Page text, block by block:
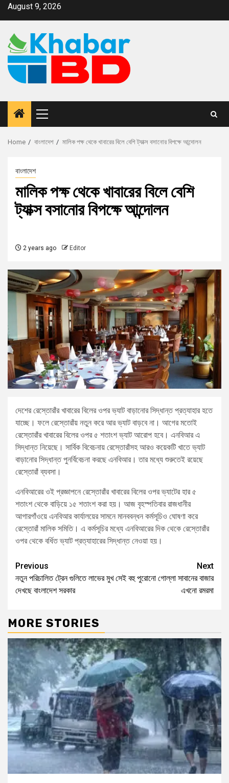
August 9, 2026
Home বাংলাদেশ মালিক পক্ষ থেকে খাবারের বিলে বেশি ট্যাক্স বসানোর বিপক্ষে আন্দোলন
বাংলাদেশ
মালিক পক্ষ থেকে খাবারের বিলে বেশি
ট্যাক্স বসানোর বিপক্ষে আন্দোলন
2 years ago Editor
দেশের রেস্তোরাঁর খাবারের বিলের ওপর ভ্যাট বাড়ানোর সিদ্ধান্ত প্রত্যাহার হতে
যাচ্ছে। ফলে রেস্তোরাঁয় নতুন করে আর ভ্যাট বাড়বে না। আগের মতোই
রেস্তোরাঁর খাবারের বিলের ওপর ৫ শতাংশ ভ্যাট আরোপ হবে। এনবিআর এ
সিদ্ধান্ত নিয়েছে। সার্বিক বিবেচনায় রেস্তোরাঁসহ আরও কয়েকটি খাতে ভ্যাট
বাড়ানোর সিদ্ধান্ত পুনর্বিবেচনা করছে এনবিআর। তার মধ্যে শুরুতেই রয়েছে
রেস্তোরাঁ ব্যবসা।
এনবিআরের ওই প্রজ্ঞাপনে রেস্তোরাঁর খাবারের বিলের ওপর ভ্যাটের হার ৫
শতাংশ থেকে বাড়িয়ে ১৫ শতাংশ করা হয়। আজ বৃহস্পতিবার রাজধানীর
আগারগাঁওয়ে এনবিআর কার্যালয়ের সামনে মানববন্ধন কর্মসূচিও ঘোষণা করে
রেস্তোরাঁ মালিক সমিতি। এ কর্মসূচির মধ্যে এনবিআরের দিক থেকে রেস্তোরাঁর
ওপর থেকে বর্ধিত ভ্যাট প্রত্যাহারের সিদ্ধান্ত নেওয়া হয়।
Previous
নতুন পরিচালিত ট্রেন গুলিতে লাভের মুখ
দেখছে বাংলাদেশ সরকার
Next
সেই বহু পুরোনো গোল্লা সাবানের বাজার
এখনো রমরমা
MORE STORIES